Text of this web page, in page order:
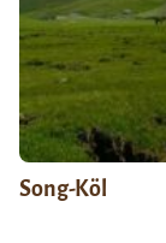
Song-Köl